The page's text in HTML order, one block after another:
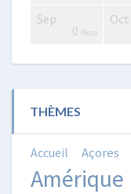
Sep
0 Posts
Oct
THÈMES
Accueil Açores
Amérique